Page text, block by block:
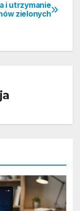
i utrzymanie
zielonych